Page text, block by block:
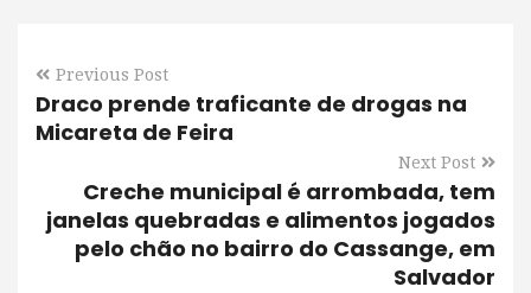
Previous Post
Draco prende traficante de drogas na
Micareta de Feira
Next Post
Creche municipal é arrombada, tem
janelas quebradas e alimentos jogados
pelo chão no bairro do Cassange, em
Salvador